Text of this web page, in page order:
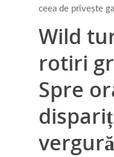
ceea de privește
Wild
rotiri
Spre